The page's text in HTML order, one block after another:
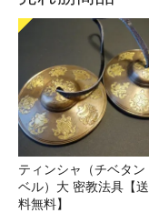
ティンシャ（チベタン
ベル）大 密教法具【送
料無料】